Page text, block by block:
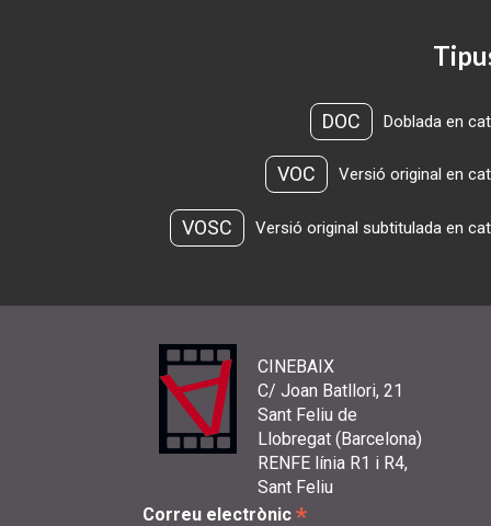
DOC Doblada en
VOC Versió original en
VOSC Versió original subtitulada en
CINEBAIX
C/ Joan Batllori, 21
Sant Feliu de
Llobregat (Barcelona)
RENFE línia R1 i R4,
Sant Feliu
Correu electrònic *